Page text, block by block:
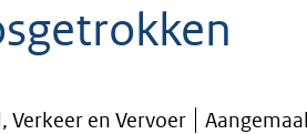
Verkeer en Vervoer